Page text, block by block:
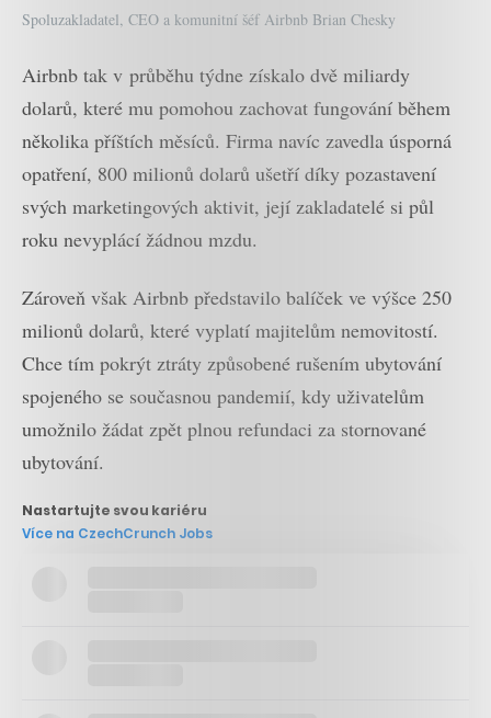
Spoluzakladatel, CEO a komunitní šéf Airbnb Brian Chesky
Airbnb tak v průběhu týdne získalo dvě miliardy
dolarů, které mu pomohou zachovat fungování během
několika příštích měsíců. Firma navíc zavedla úsporná
opatření, 800 milionů dolarů ušetří díky pozastavení
svých marketingových aktivit, její zakladatelé si půl
roku nevyplácí žádnou mzdu.
Zároveň však Airbnb představilo balíček ve výšce 250
milionů dolarů, které vyplatí majitelům nemovitostí.
Chce tím pokrýt ztráty způsobené rušením ubytování
spojeného se současnou pandemií, kdy uživatelům
umožnilo žádat zpět plnou refundaci za stornované
ubytování.
Nastartujte svou kariéru
Více na CzechCrunch Jobs